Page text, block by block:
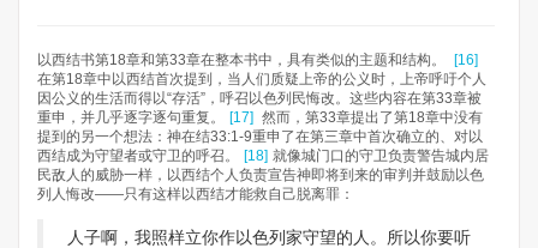
以西结书第18章和第33章在整本书中，具有类似的主题和结构。
[16]
在第18章中以西结首次提到，当人们质疑上帝的公义时，上帝呼吁个人
因公义的生活而得以“存活”，呼召以色列民悔改。这些内容在第33章被
重申，并几乎逐字逐句重复。
[17] 然而，第33章提出了第18章中没有
提到的另一个想法：神在结33:1-9重申了在第三章中首次确立的、对以
西结成为守望者或守卫的呼召。
[18] 就像城门口的守卫负责警告城内居
民敌人的威胁一样，以西结个人负责宣告神即将到来的审判并鼓励以色
列人悔改——只有这样以西结才能救自己脱离罪：
人子啊，我照样立你作以色列家守望的人。所以你要听